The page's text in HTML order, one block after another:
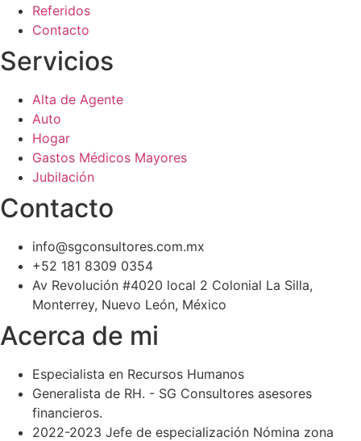
Referidos
Contacto
Servicios
Alta de Agente
Auto
Hogar
Gastos Médicos Mayores
Jubilación
Contacto
info@sgconsultores.com.mx
+52 181 8309 0354
Av Revolución #4020 local 2 Colonial La Silla,
Monterrey, Nuevo León, México
Acerca de mi
Especialista en Recursos Humanos
Generalista de RH. - SG Consultores asesores
financieros.
2022-2023 Jefe de especialización Nómina zona